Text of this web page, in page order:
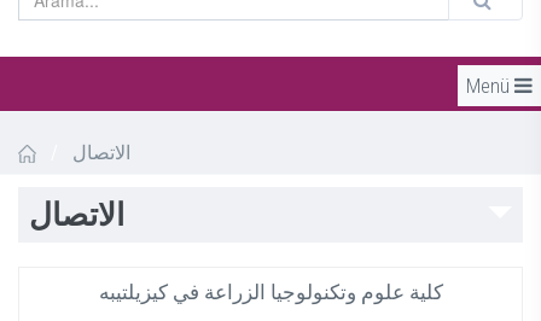
Menü
الاتصال
الاتصال
كلية علوم وتكنولوجيا الزراعة في كيزيلتيبه